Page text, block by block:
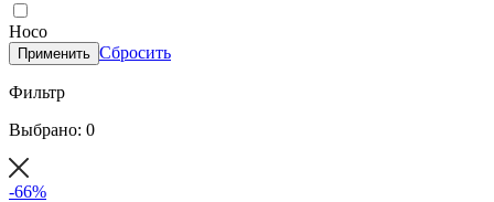
Hoco
Применить Сбросить
Фильтр
Выбрано: 0
-66%